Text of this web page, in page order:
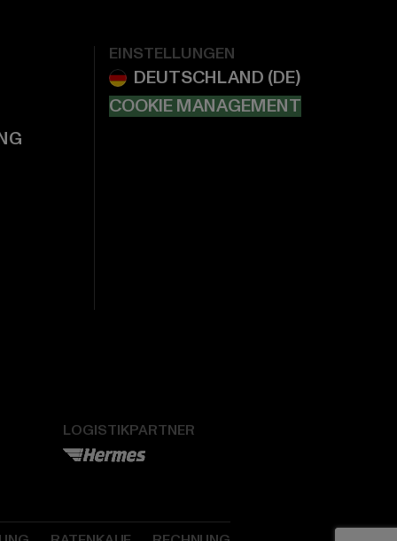
EINSTELLUNGEN
COOKIE MANAGEMENT
LOGISTIKPARTNER